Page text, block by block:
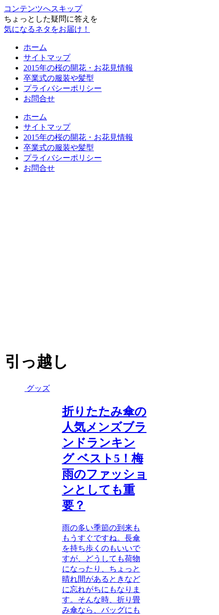
コンテンツへスキップ
ちょっとした疑問に答えを
気になるネタをお届け！
ホーム
サイトマップ
2015年の桜の開花・お花見情報
卒業式の服装や髪型
プライバシーポリシー
お問合せ
ホーム
サイトマップ
2015年の桜の開花・お花見情報
卒業式の服装や髪型
プライバシーポリシー
お問合せ
引っ越し
グッズ
折りたたみ傘の
人気メンズブラ
ンドランキン
グ ベスト5！梅
雨のファッショ
ンとしても重
要？
雨の多い季節の到来も
もうすぐですね。長傘
を持ち歩くのもいいで
すが、どうしても荷物
になったり、ちょっと
晴れ間があるときなど
に忘れがちにもなりま
す。そんな時、折り畳
み傘なら、バッグにも